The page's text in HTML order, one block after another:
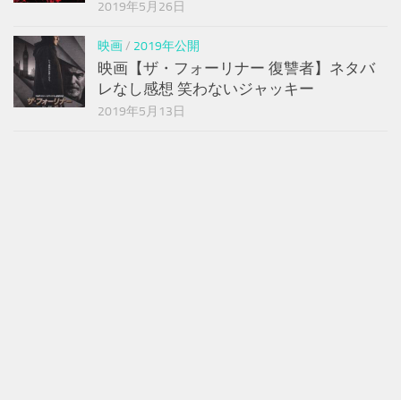
2019年5月26日
映画/ 2019年公開
映画【ザ・フォーリナー 復讐者】ネタバ
レなし感想 笑わないジャッキー
2019年5月13日